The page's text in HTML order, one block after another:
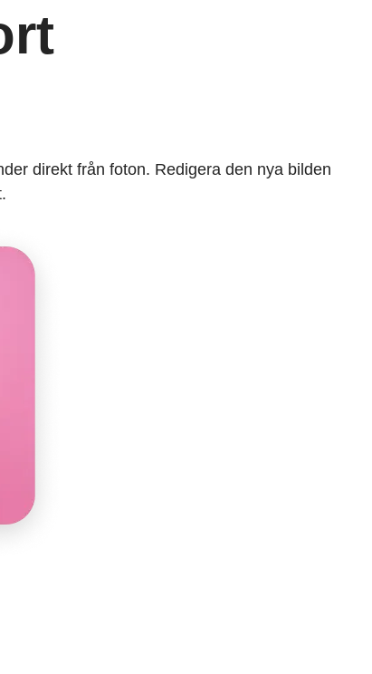
direkt från foton. Redigera den nya bilden